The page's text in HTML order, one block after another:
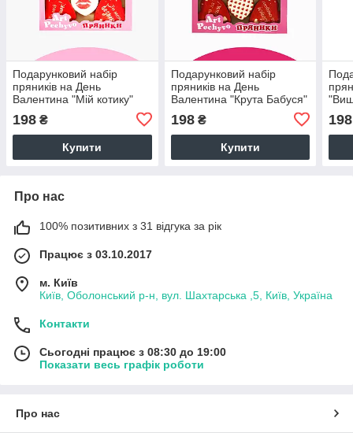
Подарунковий набір
пряників на День
Валентина "Мій котику"
198 ₴
Купити
Подарунковий набір
пряників на День
Валентина "Крута Бабуся"
198₴
Купити
198
Про нас
100% позитивних з 31 відгука за рік
Працює з 03.10.2017
м. Київ
Київ, Оболонський р-н, вул. Шахтарська ,5, Київ, Україна
Контакти
Сьогодні працює з 08:30 до 19:00
Показати весь графік роботи
Про нас